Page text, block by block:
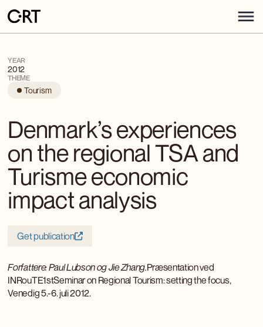
YEAR
2012
THEME
Tourism
Denmark’s experiences
on the regional TSA and
Turisme economic
impact analysis
Get publication
Forfattere: Paul Lubson og Jie Zhang.Præsentation ved
INRouTE1stSeminar on Regional Tourism: setting the focus,
Venedig 5.-6. juli 2012.